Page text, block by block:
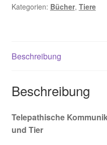
Kategorien: Bücher, Tiere
Beschreibung
Beschreibung
Telepathische
und Tier